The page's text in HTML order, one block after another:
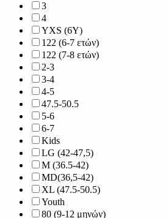
3
4
YXS (6Y)
122 (6-7 ετών)
122 (7-8 ετών)
2-3
3-4
4-5
47.5-50.5
5-6
6-7
Kids
LG (42-47,5)
M (36.5-42)
MD(36,5-42)
XL (47.5-50.5)
Youth
80 (9-12 μηνών)